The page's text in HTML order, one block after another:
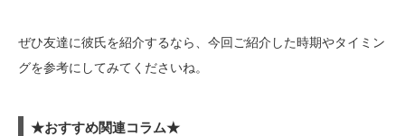
ぜひ友達に彼氏を紹介するなら、今回ご紹介した時期やタイミン
グを参考にしてみてくださいね。
★おすすめ関連コラム★